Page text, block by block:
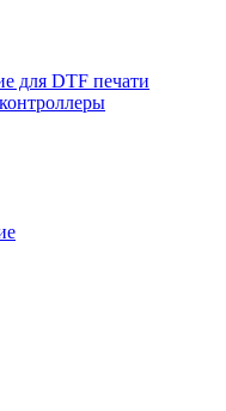
для DTF печати